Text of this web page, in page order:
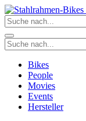
Zum
Inhalt
springen
Bikes
People
Movies
Events
Hersteller